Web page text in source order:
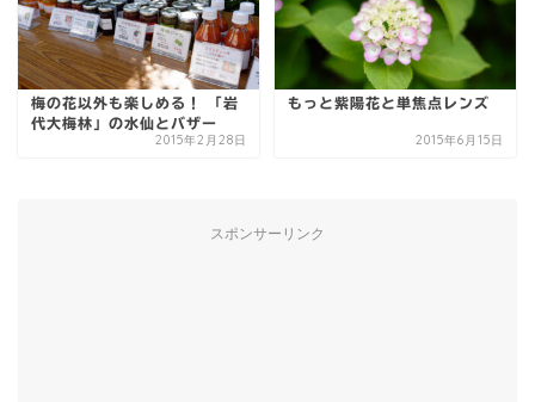
梅の花以外も楽しめる！ 「岩
代大梅林」の水仙とバザー
2015年2月28日
もっと紫陽花と単焦点レンズ
2015年6月15日
スポンサーリンク